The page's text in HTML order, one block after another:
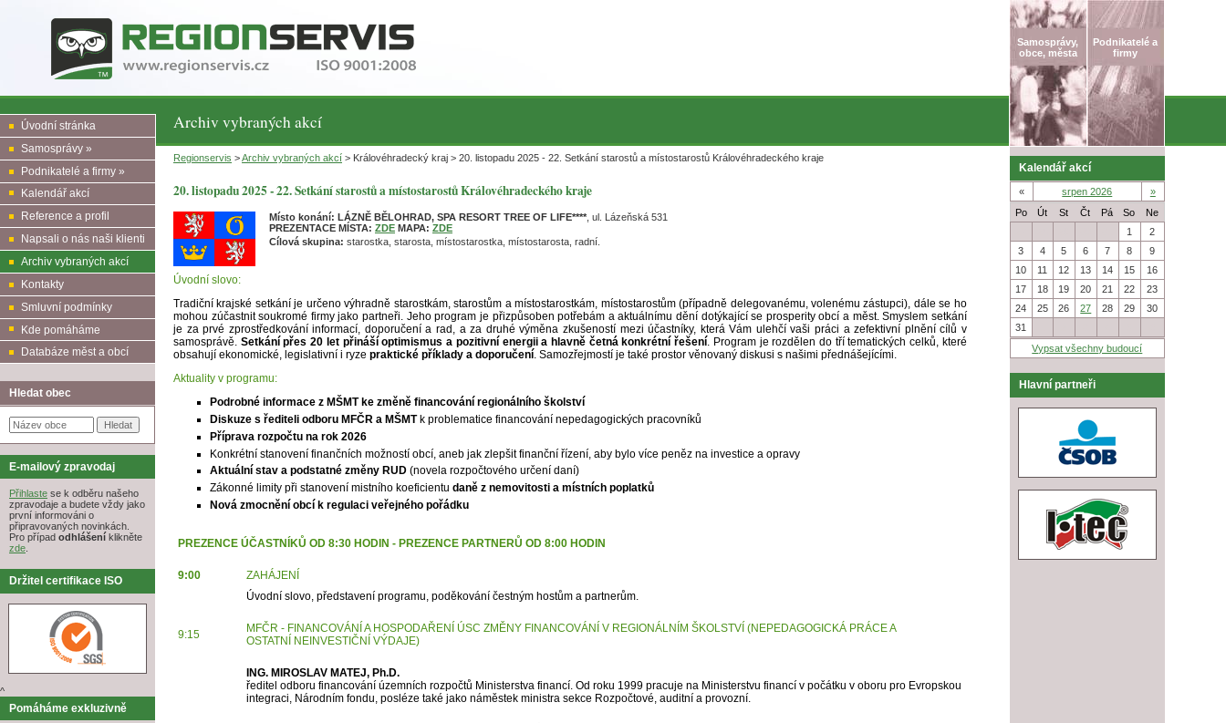
Samosprávy,
obce, města
Podnikatelé a
firmy
Archiv vybraných akcí
Úvodní stránka
Samosprávy »
Podnikatelé a firmy »
Kalendář akcí
Reference a profil
Napsali o nás naši klienti
Archiv vybraných akcí
Kontakty
Smluvní podmínky
Kde pomáháme
Databáze měst a obcí
Hledat obec
E-mailový zpravodaj
Přihlaste se k odběru našeho
zpravodaje a budete vždy jako
první informováni o
připravovaných novinkách.
Pro případ odhlášení klikněte
zde.
Držitel certifikace ISO
^
Pomáháme exkluzivně
Kalendář akcí
« srpen 2026
»
Po
Út St Čt Pá So
Ne
1
2
3
4 5 6 7 8
9
10
11 12 13 14 15
16
17
18 19 20 21 22
23
24
25 26 27 28 29
30
31
Vypsat všechny budoucí
Hlavní partneři
Regionservis >Archiv vybraných akcí > Královéhradecký kraj > 20. listopadu 2025 - 22. Setkání starostů a místostarostů Královéhradeckého kraje
20. listopadu 2025 - 22. Setkání starostů a místostarostů Královéhradeckého kraje
Místo konání: LÁZNĚ BĚLOHRAD, SPA RESORT TREE OF LIFE**** , ul. Lázeňská 531
PREZENTACE MÍSTA: ZDE MAPA: ZDE
Cílová skupina: starostka, starosta, místostarostka, místostarosta, radní.
Úvodní slovo:
Tradiční krajské setkání je určeno výhradně starostkám, starostům a místostarostkám, místostarostům (případně delegovanému, volenému zástupci), dále se ho
mohou zúčastnit soukromé firmy jako partneři. Jeho program je přizpůsoben potřebám a aktuálnímu dění dotýkající se prosperity obcí a měst. Smyslem setkání
je za prvé zprostředkování informací, doporučení a rad, a za druhé výměna zkušeností mezi účastníky, která Vám ulehčí vaši práci a zefektivní plnění cílů v
samosprávě. Setkání přes 20 let přináší optimismus a pozitivní energii a hlavně četná konkrétní řešení. Program je rozdělen do tří tematických celků, které
obsahují ekonomické, legislativní i ryze praktické příklady a doporučení. Samozřejmostí je také prostor věnovaný diskusi s našimi přednášejícími.
Aktuality v programu:
Podrobné informace z MŠMT ke změně financování regionálního školství
Diskuze s řediteli odboru MFČR a MŠMT k problematice financování nepedagogických pracovníků
Příprava rozpočtu na rok 2026
Konkrétní stanovení finančních možností obcí, aneb jak zlepšit finanční řízení, aby bylo více peněz na investice a opravy
Aktuální stav a podstatné změny RUD (novela rozpočtového určení daní)
Zákonné limity při stanovení mistního koeficientu daně z nemovitosti a místních poplatků
Nová zmocnění obcí k regulaci veřejného pořádku
PREZENCE ÚČASTNÍKŮ OD 8:30 HODIN - PREZENCE PARTNERŮ OD 8:00 HODIN
9:00
ZAHÁJENÍ
Úvodní slovo, představení programu, poděkování čestným hostům a partnerům.
9:15 MFČR - FINANCOVÁNÍ A HOSPODAŘENÍ ÚSC ZMĚNY FINANCOVÁNÍ V REGIONÁLNÍM ŠKOLSTVÍ (NEPEDAGOGICKÁ PRÁCE A
OSTATNÍ
NEINVESTIČNÍ VÝDAJE)
ING. MIROSLAV MATEJ, Ph.D.
ředitel odboru financování územních rozpočtů Ministerstva financí. Od roku 1999 pracuje na Ministerstvu financí v počátku v oboru pro Evropskou
integraci, Národním fondu, posléze také jako náměstek ministra sekce Rozpočtové, auditní a provozní.